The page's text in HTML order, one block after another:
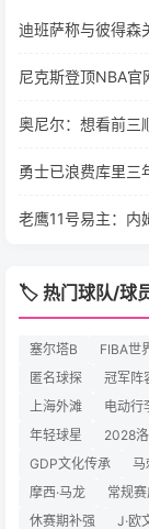
迪班萨称与彼得森
尼克斯登顶NBA官
奥尼尔：想看前三
勇士已浪费库里三
老鹰11号易主：内
🏷️ 热门球队/球
塞尔塔B FIBA世
匿名球探
冠军阵
上海外滩
电动行
年轻球星
2028
GDP文化传承
马
摩西·马龙
常规
休赛期补强
J·欧